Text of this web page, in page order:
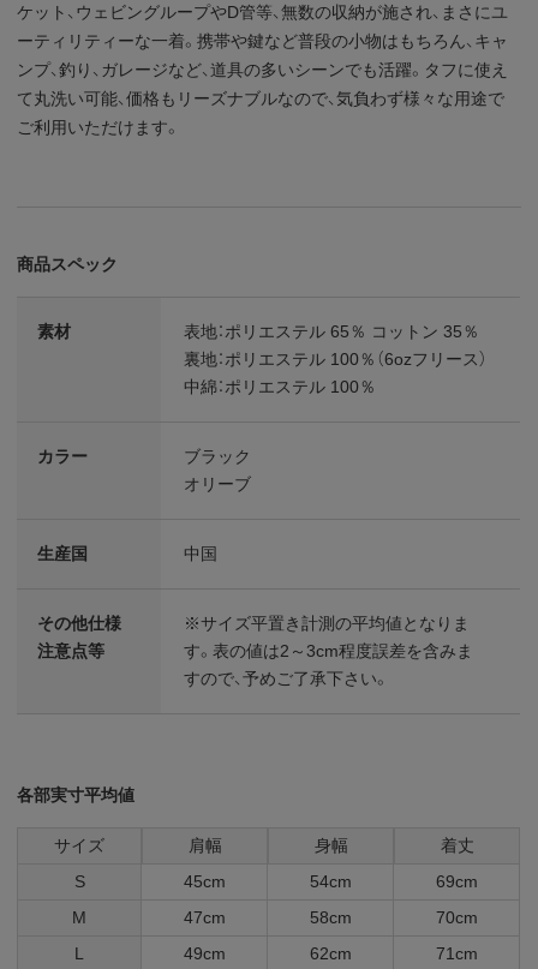
ケット、ウェビングループやD管等、無数の収納が施され、まさにユ
ーティリティーな一着。携帯や鍵など普段の小物はもちろん、キャ
ンプ、釣り、ガレージなど、道具の多いシーンでも活躍。タフに使え
て丸洗い可能、価格もリーズナブルなので、気負わず様々な用途で
ご利用いただけます。
商品スペック
素材
表地：ポリエステル 65％ コットン 35％
裏地：ポリエステル 100％（6ozフリース）
中綿：ポリエステル 100％
カラー
ブラック
オリーブ
生産国 中国
その他仕様
注意点等
※サイズ平置き計測の平均値となりま
す。表の値は2～3cm程度誤差を含みま
すので、予めご了承下さい。
各部実寸平均値
サイズ 肩幅 身幅
着丈
S
45cm 54cm
69cm
M
47cm 58cm
70cm
L
49cm 62cm 71cm